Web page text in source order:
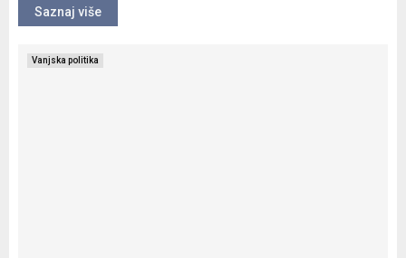
Saznaj više
Vanjska politika